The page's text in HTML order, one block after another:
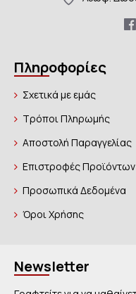
Πληροφορίες
Σχετικά με εμάς
Τρόποι Πληρωμής
Αποστολή Παραγγελίας
Επιστροφές Προϊόντων
Προσωπικά Δεδομένα
Όροι Χρήσης
Newsletter